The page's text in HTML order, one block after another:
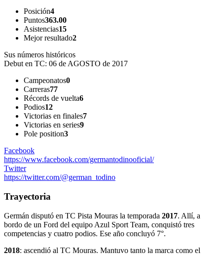
Posición4
Puntos363.00
Asistencias15
Mejor resultado2
Sus números históricos
Debut en TC: 06 de AGOSTO de 2017
Campeonatos0
Carreras77
Récords de vuelta6
Podios12
Victorias en finales7
Victorias en series9
Pole position3
Facebook
https://www.facebook.com/germantodinooficial/
Twitter
https://twitter.com/@german_todino
Trayectoria
Germán disputó en TC Pista Mouras la temporada 2017. Allí, a
bordo de un Ford del equipo Azul Sport Team, conquistó tres
competencias y cuatro podios. Ese año concluyó 7°.
2018: ascendió al TC Mouras. Mantuvo tanto la marca como el